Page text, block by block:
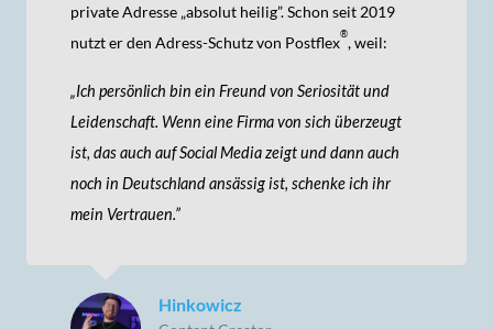
private Adresse „absolut heilig”. Schon seit 2019
nutzt er den Adress-Schutz von Postflex®, weil:
„Ich persönlich bin ein Freund von Seriosität und
Leidenschaft. Wenn eine Firma von sich überzeugt
ist, das auch auf Social Media zeigt und dann auch
noch in Deutschland ansässig ist, schenke ich ihr
mein Vertrauen.”
Hinkowicz